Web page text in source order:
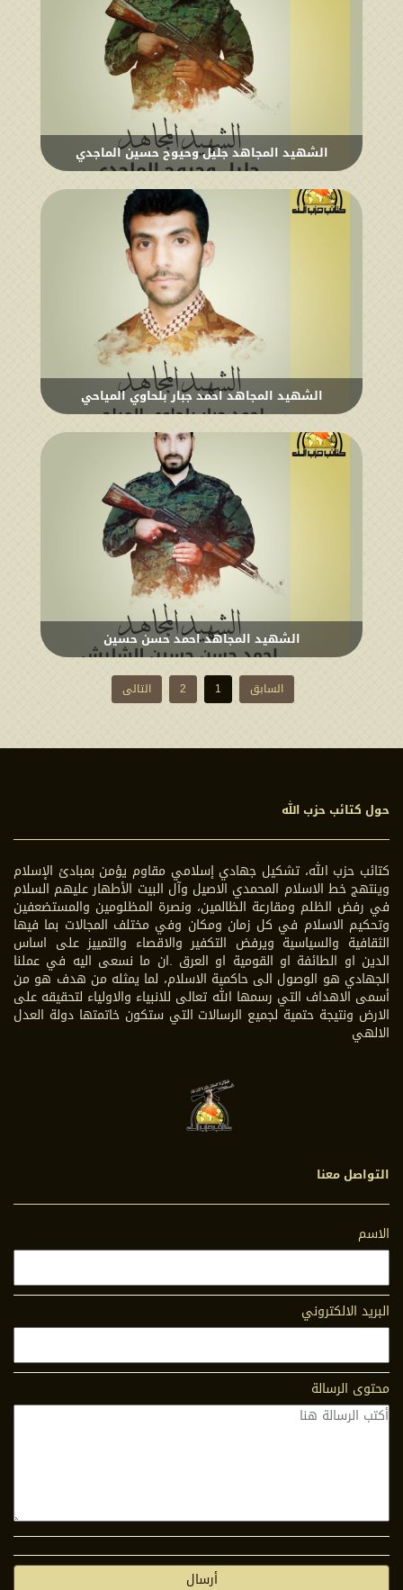
الشهيد المجاهد جليل وحيوح حسين الماجدي
الشهيد المجاهد احمد جبار بلحاوي المياحي
الشهيد المجاهد احمد حسن حسين
السابق 1
2 التالی
حول كتائب حزب الله
كتائب حزب الله، تشكيل جهادي إسلامي مقاوم يؤمن بمبادئ الإسلام
وينتهج خط الاسلام المحمدي الاصيل وآل البيت الأطهار عليهم السلام
في رفض الظلم ومقارعة الظالمين، ونصرة المظلومين والمستضعفين
وتحكيم الاسلام في كل زمان ومكان وفي مختلف المجالات بما فيها
الثقافية والسياسية ويرفض التكفير والاقصاء والتمييز على اساس
الدين او الطائفة او القومية او العرق .ان ما نسعى اليه في عملنا
الجهادي هو الوصول الى حاكمية الاسلام، لما يمثله من هدف هو من
أسمى الاهداف التي رسمها الله تعالى للانبياء والاولياء لتحقيقه على
الارض ونتيجة حتمية لجميع الرسالات التي ستكون خاتمتها دولة العدل
الالهي
التواصل معنا
الاسم
البريد الالكتروني
محتوى الرسالة